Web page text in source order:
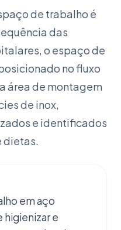
de trabalho é
das
o espaço de
no fluxo
área de montagem
de inox,
e identificados
dietas.
em aço
higienizar e